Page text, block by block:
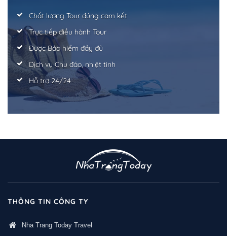
Chất lượng Tour đúng cam kết
Trực tiếp điều hành Tour
Được Bảo hiểm đầy đủ
Dịch vụ Chu đáo, nhiệt tình
Hỗ trợ 24/24
THÔNG TIN CÔNG TY
Nha Trang Today Travel